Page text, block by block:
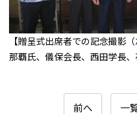
【贈呈式出席者での記念撮影
那覇氏、儀保会長、西田学長、
前へ 一